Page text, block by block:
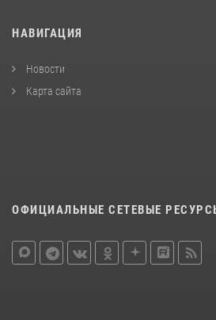
НАВИГАЦИЯ
Новости
Карта сайта
ОФИЦИАЛЬНЫЕ СЕТЕВЫЕ